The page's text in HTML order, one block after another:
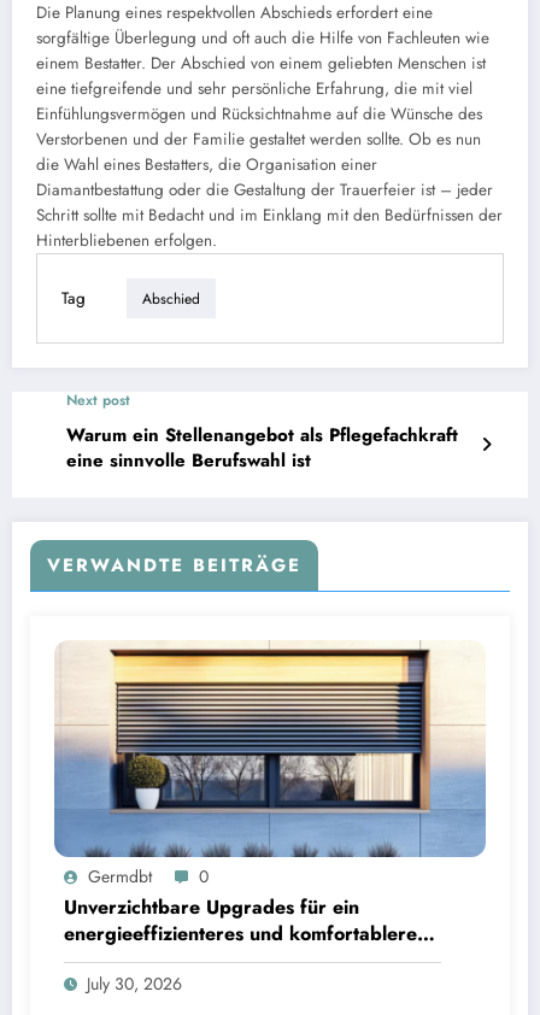
Die Planung eines respektvollen Abschieds erfordert eine
sorgfältige Überlegung und oft auch die Hilfe von Fachleuten wie
einem Bestatter. Der Abschied von einem geliebten Menschen ist
eine tiefgreifende und sehr persönliche Erfahrung, die mit viel
Einfühlungsvermögen und Rücksichtnahme auf die Wünsche des
Verstorbenen und der Familie gestaltet werden sollte. Ob es nun
die Wahl eines Bestatters, die Organisation einer
Diamantbestattung oder die Gestaltung der Trauerfeier ist – jeder
Schritt sollte mit Bedacht und im Einklang mit den Bedürfnissen der
Hinterbliebenen erfolgen.
Tag Abschied
Next post
Warum ein Stellenangebot als Pflegefachkraft
eine sinnvolle Berufswahl ist
VERWANDTE BEITRÄGE
Germdbt 0
Unverzichtbare Upgrades für ein
energieeffizienteres und komfortableres
Zuhause
July 30, 2026